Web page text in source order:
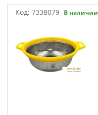
Код: 7338079 В наличии